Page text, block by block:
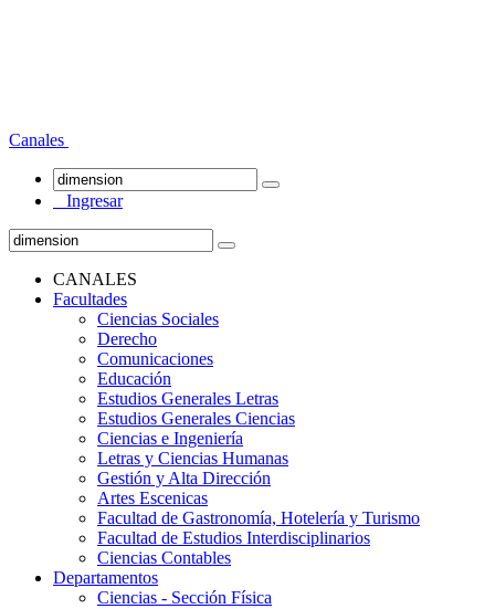
Canales
Ingresar
CANALES
Facultades
Ciencias Sociales
Derecho
Comunicaciones
Educación
Estudios Generales Letras
Estudios Generales Ciencias
Ciencias e Ingeniería
Letras y Ciencias Humanas
Gestión y Alta Dirección
Artes Escenicas
Facultad de Gastronomía, Hotelería y Turismo
Facultad de Estudios Interdisciplinarios
Ciencias Contables
Departamentos
Ciencias - Sección Física